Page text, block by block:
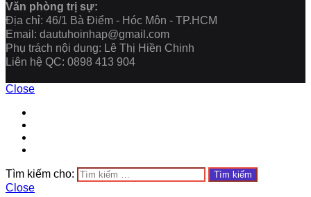
Văn phòng trị sự:
Địa chỉ: 46/1 Bà Điểm - Hóc Môn - TP.HCM
Email: dautuhoinhap@gmail.com
Phụ trách nội dung: Lê Thị Hiền Chinh
Liên hệ QC: 0898 413 904
Close
Tìm kiếm cho:
Close